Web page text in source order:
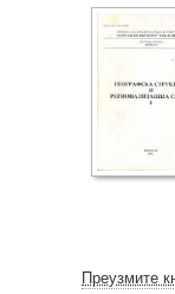
Преузмите